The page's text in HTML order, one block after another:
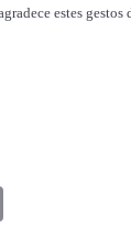
estes gestos